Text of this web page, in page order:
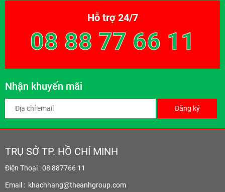
Hỗ trợ 24/7
08 88 77 66 11
Nhận khuyến mãi
Đăng ký
TRỤ SỞ TP. HỒ CHÍ MINH
Điện Thoại : 08 887766 11
Email : khachhang@theanhgroup.com